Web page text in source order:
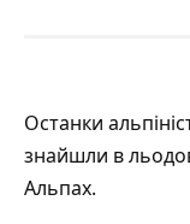
Останки
знайшли в
Альпах.